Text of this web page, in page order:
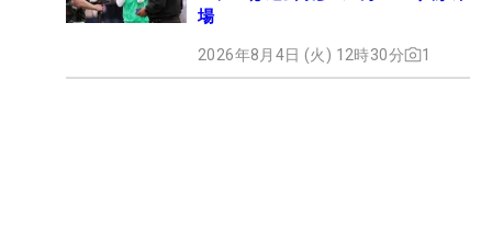
場
2026年8月4日 (火) 12時30分 1